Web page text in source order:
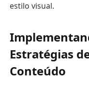
estilo visual.
Estratégias
Conteúdo